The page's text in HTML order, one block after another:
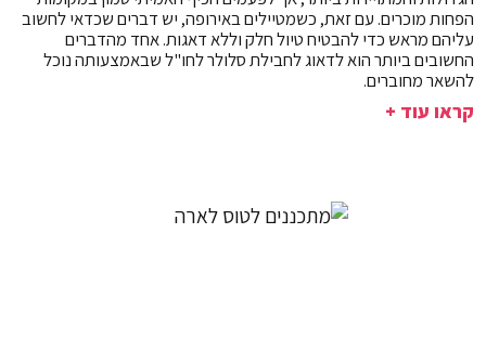
הפחות מוכרים. עם זאת, כשמטיילים באירופה, יש דברים שכדאי לחשוב
עליהם מראש כדי להבטיח טיול חלק וללא דאגות. אחד מהדברים
החשובים ביותר הוא לדאוג לחבילת סלולר לחו"ל שבאמצעותה נוכל
להשאר מחוברים.
קראו עוד +